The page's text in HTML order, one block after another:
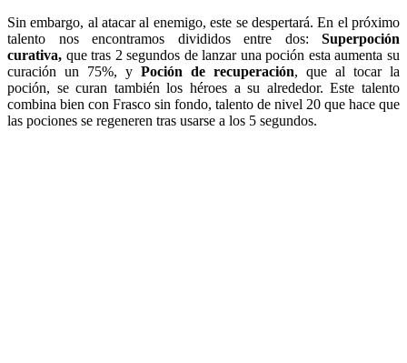
Sin embargo, al atacar al enemigo, este se despertará. En el próximo
talento nos encontramos divididos entre dos: Superpoción
curativa, que tras 2 segundos de lanzar una poción esta aumenta su
curación un 75%, y Poción de recuperación, que al tocar la
poción, se curan también los héroes a su alrededor. Este talento
combina bien con Frasco sin fondo, talento de nivel 20 que hace que
las pociones se regeneren tras usarse a los 5 segundos.